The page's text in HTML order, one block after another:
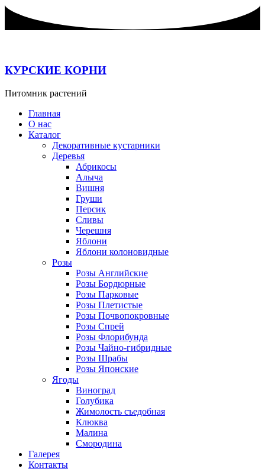
Перейти
содержимому
КУРСКИЕ КОРНИ
Питомник растений
Главная
О нас
Каталог
Декоративные кустарники
Деревья
Абрикосы
Алыча
Вишня
Груши
Персик
Сливы
Черешня
Яблони
Яблони колоновидные
Розы
Розы Английские
Розы Бордюрные
Розы Парковые
Розы Плетистые
Розы Почвопокровные
Розы Спрей
Розы Флорибунда
Розы Чайно-гибридные
Розы Шрабы
Розы Японские
Ягоды
Виноград
Голубика
Жимолость съедобная
Клюква
Малина
Смородина
Галерея
Контакты